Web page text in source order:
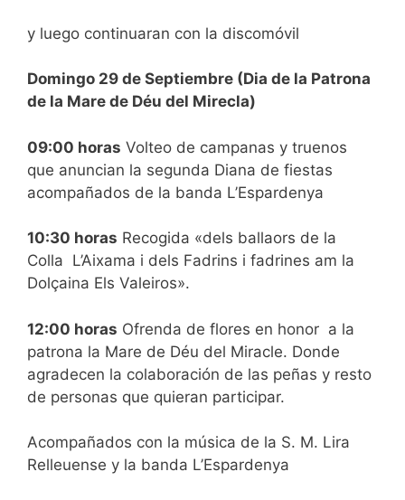
y luego continuaran con la discomóvil
Domingo 29 de Septiembre (Dia de la Patrona
de la Mare de Déu del Mirecla)
09:00 horas Volteo de campanas y truenos
que anuncian la segunda Diana de fiestas
acompañados de la banda L’Espardenya
10:30 horas Recogida «dels ballaors de la
Colla L’Aixama i dels Fadrins i fadrines am la
Dolçaina Els Valeiros».
12:00 horas Ofrenda de flores en honor a la
patrona la Mare de Déu del Miracle. Donde
agradecen la colaboración de las peñas y resto
de personas que quieran participar.
Acompañados con la música de la S. M. Lira
Relleuense y la banda L’Espardenya